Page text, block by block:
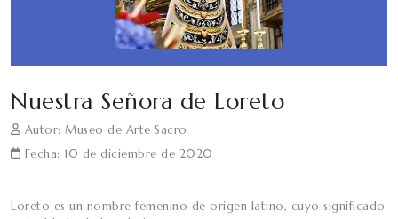
Nuestra Señora de Loreto
Autor: Museo de Arte Sacro
Fecha: 10 de diciembre de 2020
Loreto es un nombre femenino de origen latino, cuyo significado